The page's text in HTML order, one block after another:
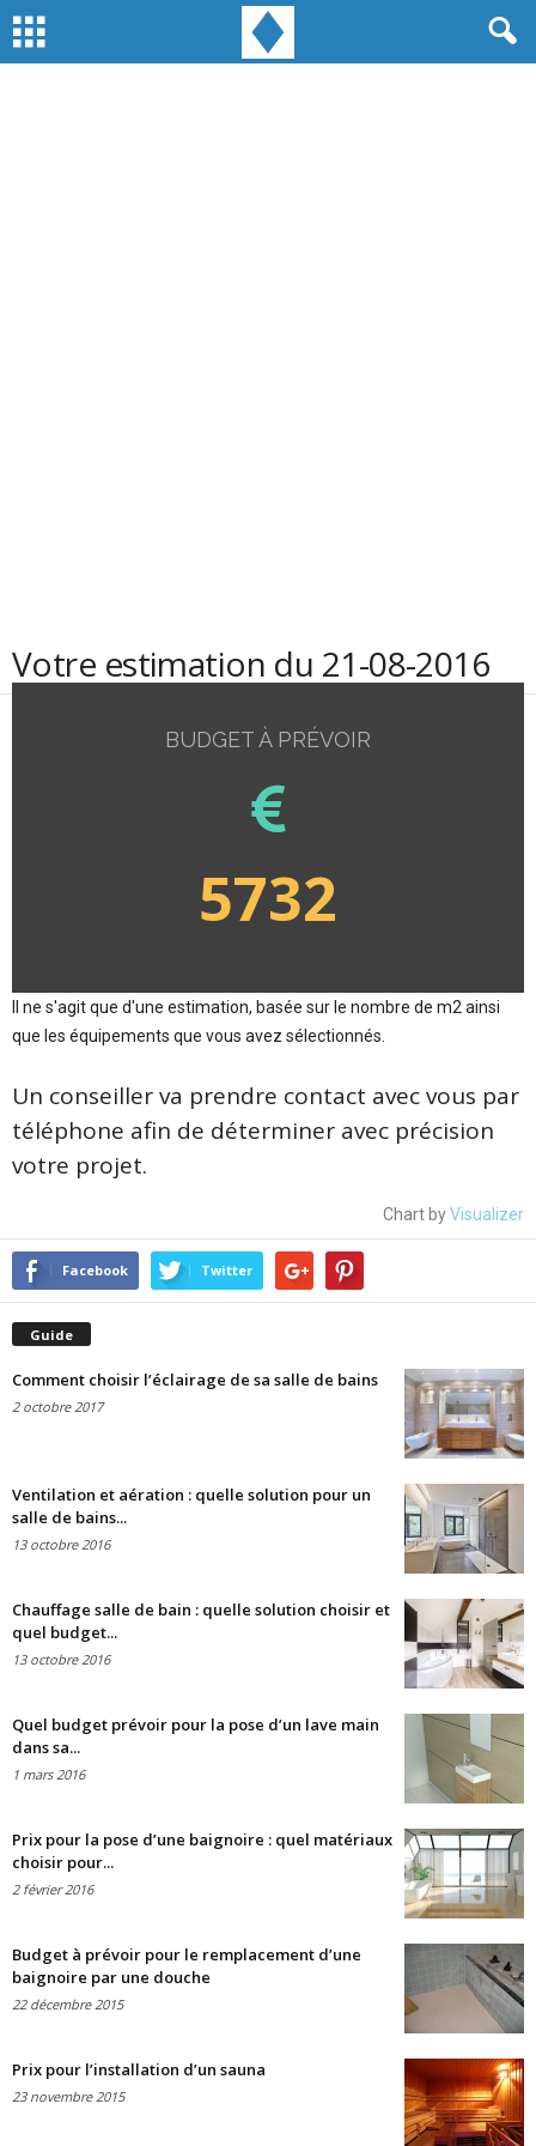
Votre estimation du 21-08-2016
BUDGET À PRÉVOIR
5732
Il ne s'agit que d'une estimation, basée sur le nombre de m2 ainsi
que les équipements que vous avez sélectionnés.
Un conseiller va prendre contact avec vous par
téléphone afin de déterminer avec précision
votre projet.
Chart byVisualizer
Facebook Twitter
Guide
Comment choisir l’éclairage de sa salle de bains
2 octobre 2017
Ventilation et aération : quelle solution pour un
salle de bains...
13 octobre 2016
Chauffage salle de bain : quelle solution choisir et
quel budget...
13 octobre 2016
Quel budget prévoir pour la pose d’un lave main
dans sa...
1 mars 2016
Prix pour la pose d’une baignoire : quel matériaux
choisir pour...
2 février 2016
Budget à prévoir pour le remplacement d’une
baignoire par une douche
22 décembre 2015
Prix pour l’installation d’un sauna
23 novembre 2015